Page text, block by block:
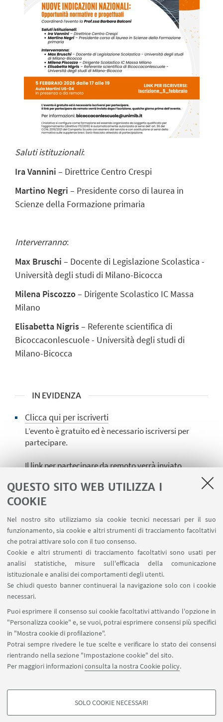
QUESTO SITO WEB UTILIZZA I
COOKIE
Nel nostro sito utilizziamo sia cookie tecnici necessari per il suo
funzionamento, sia cookie e altri strumenti di tracciamento facoltativi
che potrai attivare solo con il tuo consenso.
Cookie e altri strumenti di tracciamento facoltativi sono usati per
analisi statistiche, misure sull'efficacia della comunicazione
istituzionale e analisi dei comportamenti degli utenti.
Se chiudi questo banner continuerai la navigazione solo con i cookie
necessari.
Puoi esprimere il consenso sui cookie facoltativi attivando l'opzione in
"Personalizza cookie" e, se vuoi, potrai esprimere consensi più specifici
in "Mostra cookie di profilazione".
Potrai sempre rivedere le tue scelte e verificare lo stato dei consensi
rientrando nella sezione "Impostazione cookie" del sito.
Per maggiori informazioniconsulta la nostra Cookie policy.
COOKIE DI PROFILAZIONE - FACOLTATIVI
SOLO COOKIE NECESSARI
Saluti istituzionali:
Ira Vannini – Direttrice Centro Crespi
Martino Negri – Presidente corso di laurea in
Scienze della Formazione primaria
Interverranno:
Max Bruschi – Docente di Legislazione Scolastica -
Università degli studi di Milano-Bicocca
Milena Piscozzo– Dirigente Scolastico IC Massa
Milano
Elisabetta Nigris– Referente scientifica di
Bicoccaconlescuole - Università degli studi di
Milano-Bicocca
IN EVIDENZA
Clicca qui per iscriverti
L’evento è gratuito ed è necessario iscriversi per
partecipare.
Il link per partecipare da remoto verrà inviato
dell’evento.
Scarica il programma dell'evento
[ .pdf 862Kb ]
CONTATTI
Bicoccaconlescuole
Scrivi una mail
Seguici su: